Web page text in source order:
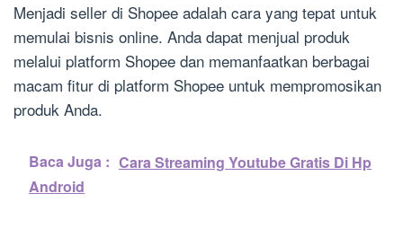
Menjadi seller di Shopee adalah cara yang tepat untuk
memulai bisnis online. Anda dapat menjual produk
melalui platform Shopee dan memanfaatkan berbagai
macam fitur di platform Shopee untuk mempromosikan
produk Anda.
Baca Juga : Cara Streaming Youtube Gratis Di Hp
Android